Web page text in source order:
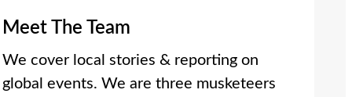
Meet The Team
We cover local stories & reporting on
global events. We are three musketeers